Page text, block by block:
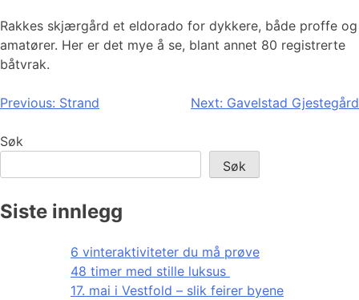
Rakkes skjærgård et eldorado for dykkere, både proffe og
amatører. Her er det mye å se, blant annet 80 registrerte
båtvrak.
Innleggsnavigasjon
Previous: Strand Next: Gavelstad Gjestegård
Søk
Søk
Siste innlegg
6 vinteraktiviteter du må prøve
48 timer med stille luksus
17. mai i Vestfold – slik feirer byene